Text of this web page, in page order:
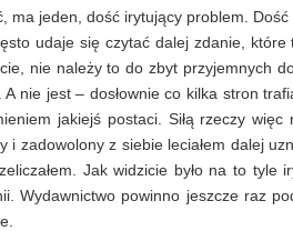
ma jeden, dość irytujący problem.
udaje się czytać dalej zdanie,
nie należy to do zbyt przyjemnych
nie jest – dosłownie co kilka stron
jakiejś postaci. Siłą rzeczy więc
i zadowolony z siebie leciałem dalej
Jak widzicie było na to tyle
Wydawnictwo powinno jeszcze raz